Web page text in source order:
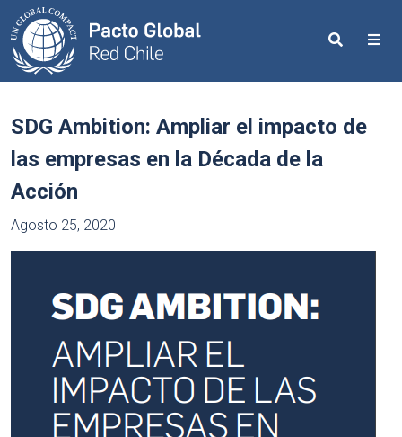
Search
SDG Ambition: Ampliar el impacto de
las empresas en la Década de la
Acción
Agosto 25, 2020